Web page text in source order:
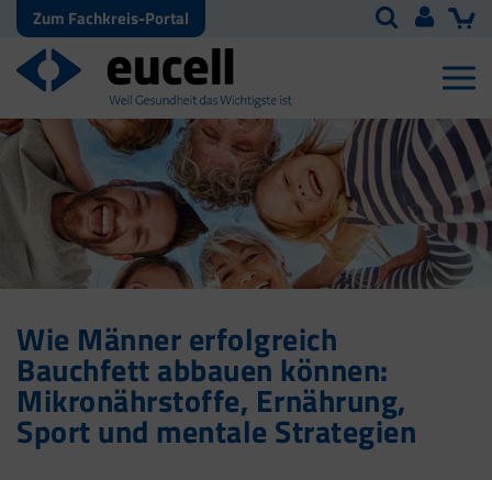
Zum Fachkreis-Portal
Wie Männer erfolgreich
Bauchfett abbauen können:
Mikronährstoffe, Ernährung,
Sport und mentale Strategien